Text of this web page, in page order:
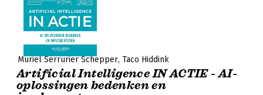
Muriël Serrurier Schepper Taco Hiddink
Artificial Intelligence IN ACTIE - AI-
oplossingen bedenken en